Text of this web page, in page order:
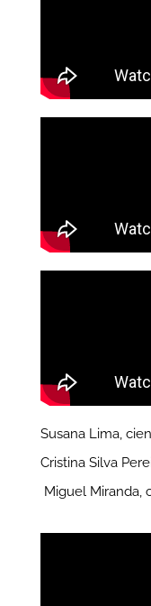
Susana Lima,
Cristina Silva
Miguel Miranda,